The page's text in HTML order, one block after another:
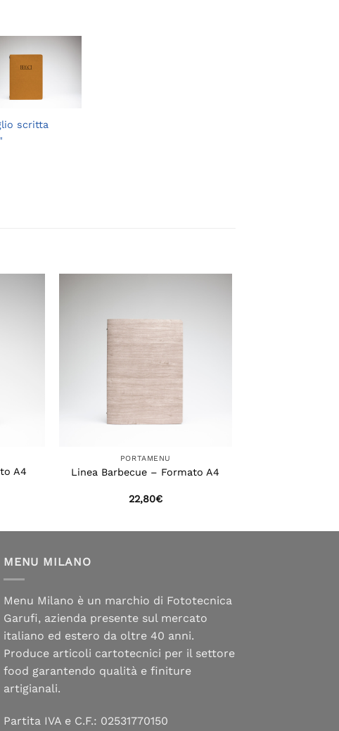
scritta
A4
PORTAMENU
Linea Barbecue – Formato A4
22,80€
MENU MILANO
Menu Milano è un marchio di Fototecnica
Garufi, azienda presente sul mercato
italiano ed estero da oltre 40 anni.
Produce articoli cartotecnici per il settore
food garantendo qualità e finiture
artigianali.
Partita IVA e C.F.: 02531770150